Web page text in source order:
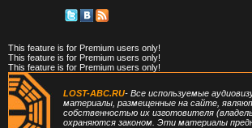
This feature is for Premium users only!
This feature is for Premium users only!
This feature is for Premium users only!
LOST-ABC.RU- Все используемые
материалы, размещенные на сайте,
собственностью их изготовителя
охраняются законом. Эти материалы